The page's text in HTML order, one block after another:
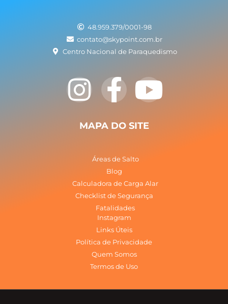
48.959.379/0001-98
contato@skypoint.com.br
Centro Nacional de Paraquedismo
I
n
s
a
g
r
a
m
F
a
c
e
b
o
o
k
-
Y
o
u
u
b
MAPA DO SITE
Áreas de Salto
Blog
Calculadora de Carga Alar
Checklist de Segurança
Fatalidades
Instagram
Links Úteis
Política de Privacidade
Quem Somos
Termos de Uso